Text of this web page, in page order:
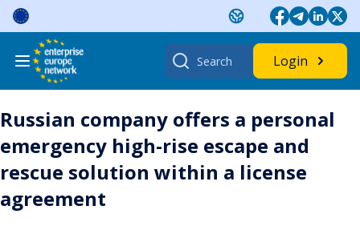
Skip
content
Search
for:
Login
Russian company offers a personal
emergency high-rise escape and
rescue solution within a license
agreement